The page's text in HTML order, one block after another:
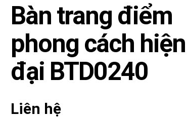
Bàn trang điểm
phong cách hiện
đại BTD0240
Liên hệ